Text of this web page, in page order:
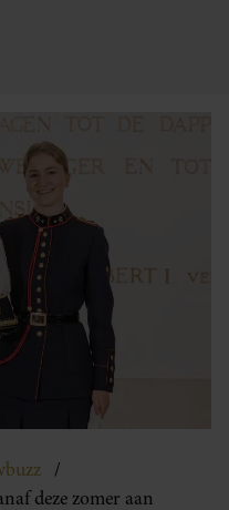
deze zomer aan